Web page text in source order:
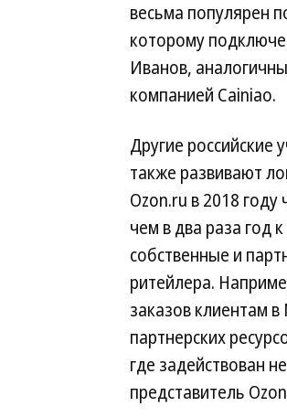
весьма популярен
которому
Иванов,
компанией Cainiao.
Другие российские
также развивают
Ozon.ru в 2018
чем в два раза год
собственные и
ритейлера.
заказов клиентам
партнерских
где задействован
представитель